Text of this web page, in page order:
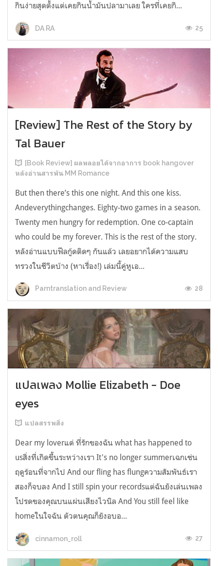
กินง่ายสุดตั้งแต่เคยกินน้ำมันปลามาเลย ใครที่เคยกิ...
DA RA 25
[Review] The Rest of the Story by
Tal Bauer
[Book Review] ผลพลอยได้จากอาการ book hangover
หลังอ่านสารพัน MM Romance
But then there’s this one night. And this one kiss.
Andeverythingchanges. Eighty-two games in a season.
Twenty men hungry for redemption. One co-captain
who could be my forever. This is the rest of the story.
หลังอ่านแบบฟีลกู้ดติดๆ กันแล้ว เลยอยากได้ความแสบ
ทรวงในชีวิตบ้าง (หาเรื่อง!) เล่มนี้คู่หูเอ...
Parntranslation and Review 28
แปลเพลง Mollie Elizabeth - Doe
eyes
แปลสรรพสิ่ง
Dear my loverแด่ ที่รักของฉัน what has happened to
usสิ่งที่เกิดขึ้นระหว่างเรา It's no longer summerเฉกเช่น
ฤดูร้อนที่จากไป And our fling has flungความสัมพันธ์เรา
สองก็จบลง And I still spin your recordsแต่ฉันยังเล่นเพลง
โปรดของคุณบนแผ่นเสียงไวนิล And You still feel like
homeในใจฉัน ตัวตนคุณก็ยังอบอ...
cinnamon_roll 27